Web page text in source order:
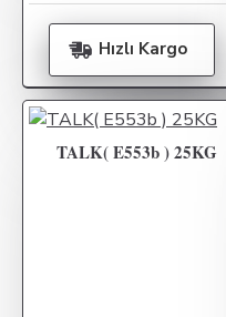
Hızlı Kargo
TALK( E553b ) 25KG